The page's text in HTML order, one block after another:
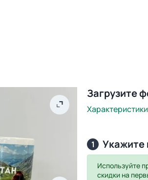
Загрузите
Характеристики
1 Укажите
Используйте
скидки на